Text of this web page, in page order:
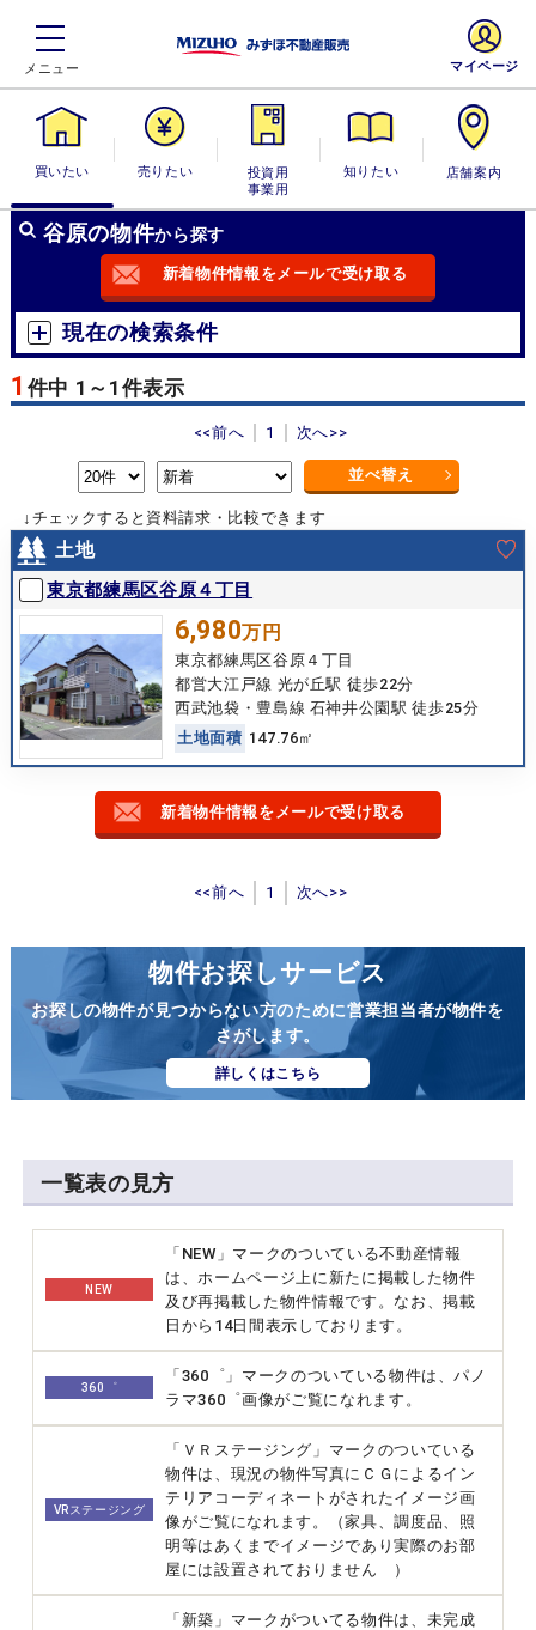
買いたい 売りたい
投資用・事業
用
知りたい 店舗案内
マイページ
谷原の物件から探す
新着物件情報をメールで受け取る
現在の検索条件
1 件中 1～1件表示
<<前へ 1 次へ>>
並べ替え
↓チェックすると資料請求・比較できます
土地
東京都練馬区谷原４丁目
6,980万円
東京都練馬区谷原４丁目
都営大江戸線 光が丘駅 徒歩22分
西武池袋・豊島線 石神井公園駅 徒歩25分
土地面積 147.76㎡
新着物件情報をメールで受け取る
<<前へ 1 次へ>>
物件お探しサービス
お探しの物件が見つからない方のために営業担当者が物件を
さがします。
詳しくはこちら
一覧表の見方
NEW
「NEW」マークのついている不動産情報
は、ホームページ上に新たに掲載した物件
及び再掲載した物件情報です。なお、掲載
日から14日間表示しております。
360゜
「360゜」マークのついている物件は、パノ
ラマ360゜画像がご覧になれます。
VRステージング
「ＶＲステージング」マークのついている
物件は、現況の物件写真にＣＧによるイン
テリアコーディネートがされたイメージ画
像がご覧になれます。（家具、調度品、照
明等はあくまでイメージであり実際のお部
屋には設置されておりません ）
「新築」マークがついてる物件は、未完成